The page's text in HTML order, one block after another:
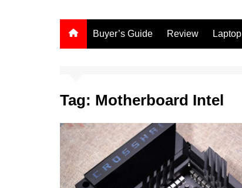
Buyer’s Guide Review Laptop
Tag: Motherboard Intel